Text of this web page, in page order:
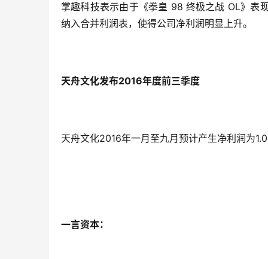
掌趣科技表示由于《拳皇 98 终极之战 OL》表
纳入合并利润表，使得公司净利润明显上升。
天舟文化发布2016年度前三季度
天舟文化2016年一月至九月预计产生净利润为
一言资本：